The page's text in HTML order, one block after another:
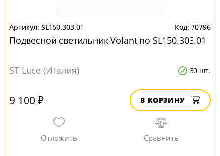
SL150.303.01 70796
Подвесной светильник Volantino SL150.303.01
ST Luce (Италия) 30 шт.
9 100 ₽ В КОРЗИНУ